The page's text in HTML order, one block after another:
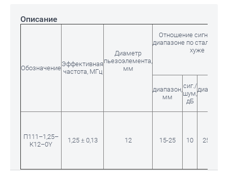
Описание
Обозначение
Эффективная
частота, МГц
Диаметр
пьезоэлемента,
мм
Отношение сигнал/
диапазоне по стали
хуже
диапазон,
мм
сиг./
шум,
дБ
диапазон,
П111–1,25–
К12–0Y
1,25 ± 0,13 12 15-25 10 25-180